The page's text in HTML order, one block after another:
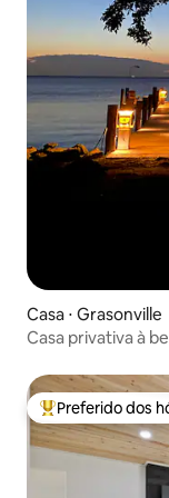
Casa ⋅ Grasonville
Casa privativa à
Entre os
Preferido dos